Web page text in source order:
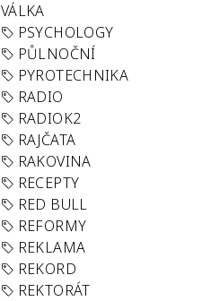
VÁLKA
PSYCHOLOGY
PŮLNOČNÍ
PYROTECHNIKA
RADIO
RADIOK2
RAJČATA
RAKOVINA
RECEPTY
RED BULL
REFORMY
REKLAMA
REKORD
REKTORÁT